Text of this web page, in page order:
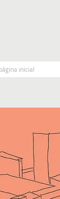
inicial